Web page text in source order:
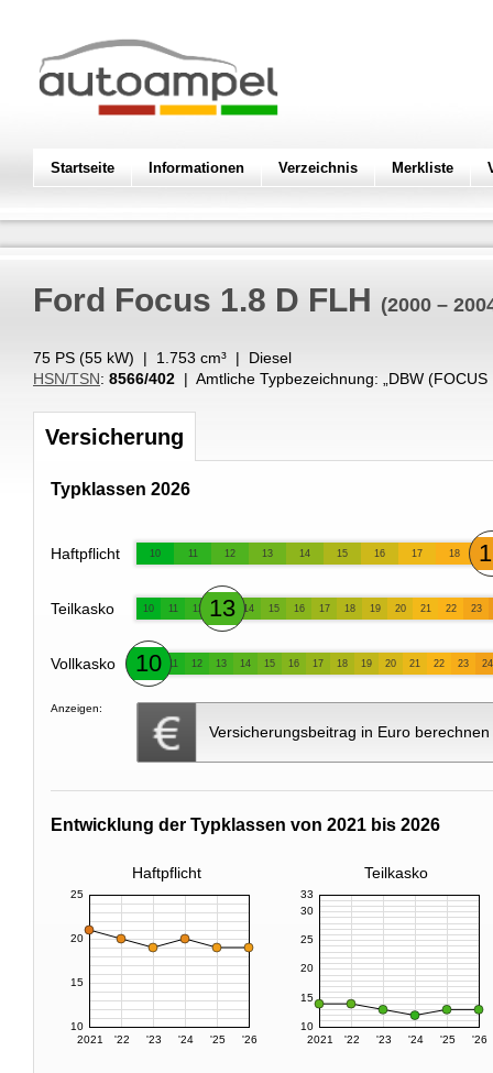
Startseite Informationen Verzeichnis Merkliste
Ford Focus 1.8 D FLH (2000 –
75 PS (55 kW) | 1.753 cm³ | Diesel
HSN/TSN: 8566/402 | Amtliche Typbezeichnung: „ DBW
Versicherung
Typklassen 2026
Haftpflicht 10 11 12 13 14 15 16 17 18
Teilkasko 10 11 12 13 14 15 16 17 18 19 20 21 22 23
Vollkasko 10 11 12 13 14 15 16 17 18 19 20 21 22 23 24
Anzeigen:
Versicherungsbeitrag in Euro berechnen
Entwicklung der Typklassen von 2021 bis 2026
Haftpflicht Teilkasko
2021 '22 '23 '24 '25 '26
10
15
20
25
2021 '22 '23 '24 '25 '26
10
15
20
25
30
33